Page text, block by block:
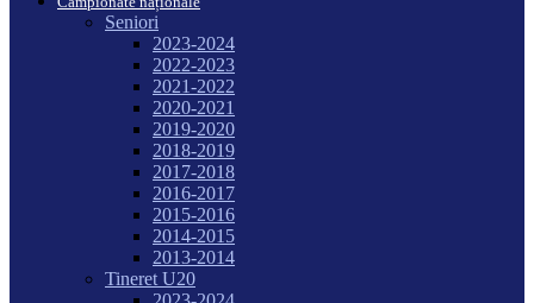
Seniori
2023-2024
2022-2023
2021-2022
2020-2021
2019-2020
2018-2019
2017-2018
2016-2017
2015-2016
2014-2015
2013-2014
Tineret U20